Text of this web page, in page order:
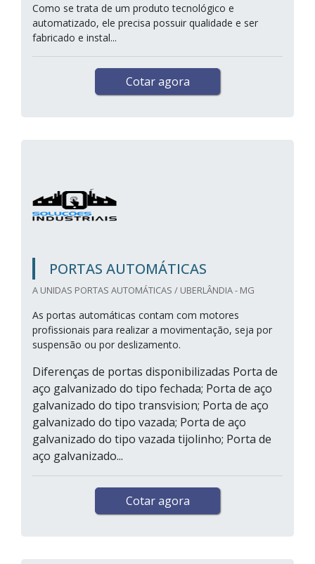
Como se trata de um produto tecnológico e
automatizado, ele precisa possuir qualidade e ser
fabricado e instal...
Cotar agora
PORTAS AUTOMÁTICAS
A UNIDAS PORTAS AUTOMÁTICAS / UBERLÂNDIA - MG
As portas automáticas contam com motores
profissionais para realizar a movimentação, seja por
suspensão ou por deslizamento.
Diferenças de portas disponibilizadas Porta de
aço galvanizado do tipo fechada; Porta de aço
galvanizado do tipo transvision; Porta de aço
galvanizado do tipo vazada; Porta de aço
galvanizado do tipo vazada tijolinho; Porta de
aço galvanizado...
Cotar agora